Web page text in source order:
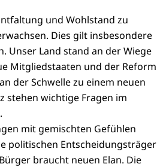
und Wohlstand zu
Dies gilt insbesondere
Unser Land stand an der Wiege
Mitgliedstaaten und der Reform
der Schwelle zu einem neuen
stehen wichtige Fragen im
mit gemischten Gefühlen
politischen Entscheidungsträger
braucht neuen Elan. Die